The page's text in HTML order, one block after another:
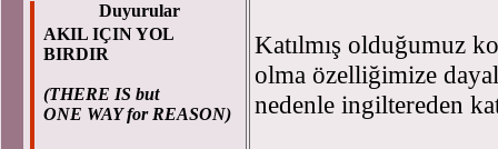
Duyurular
AKIL IÇIN YOL
BIRDIR
(THERE IS but
ONE WAY for REASON)
Katılmış olduğumuz
olma özelliğimize
nedenle ingiltereden